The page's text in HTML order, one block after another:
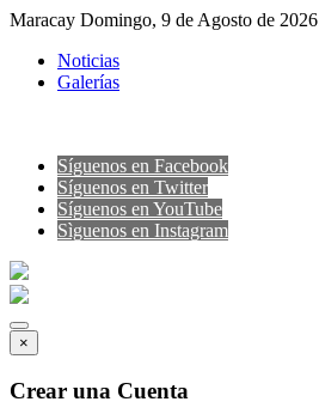
Maracay Domingo, 9 de Agosto de 2026
Noticias
Galerías
Síguenos en Facebook
Síguenos en Twitter
Síguenos en YouTube
Sìguenos en Instagram
×
Crear una Cuenta